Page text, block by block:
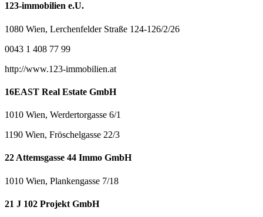
123-immobilien e.U.
1080 Wien, Lerchenfelder Straße 124-126/2/26
0043 1 408 77 99
http://www.123-immobilien.at
16EAST Real Estate GmbH
1010 Wien, Werdertorgasse 6/1
1190 Wien, Fröschelgasse 22/3
22 Attemsgasse 44 Immo GmbH
1010 Wien, Plankengasse 7/18
21 J 102 Projekt GmbH